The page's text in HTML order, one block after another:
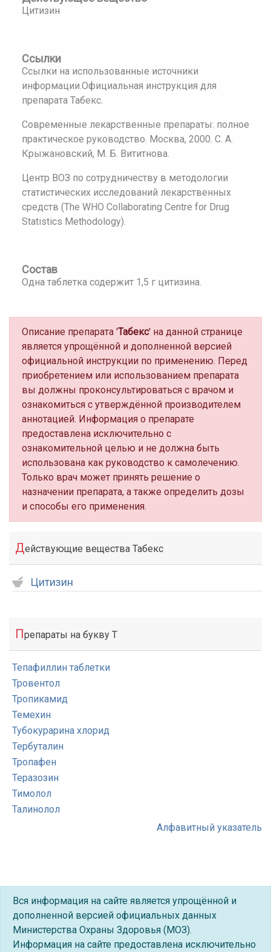
Цитизин
Ссылки
Ссылки на использованные источники
информации.Официальная инструкция для
препарата Табекс.
Современные лекарственные препараты: полное
практическое руководство. Москва, 2000. С. А.
Крыжановский, М. Б. Вититнова.
Центр ВОЗ по сотрудничеству в методологии
статистических исследований лекарственных
средств (The WHO Collaborating Centre for Drug
Statistics Methodology).
Состав
Одна таблетка содержит 1,5 г цитизина.
Описание препарата 'Табекс' на данной странице
является упрощённой и дополненной версией
официальной инструкции по применению. Перед
приобретением или использованием препарата
вы должны проконсультироваться с врачом и
ознакомиться с утверждённой производителем
аннотацией. Информация о препарате
предоставлена исключительно с
ознакомительной целью и не должна быть
использована как руководство к самолечению.
Только врач может принять решение о
назначении препарата, а также определить дозы
и способы его применения.
Действующие вещества Табекс
Цитизин
Препараты на букву Т
Тепафиллин таблетки
Тровентол
Тропикамид
Темехин
Тубокурарина хлорид
Тербуталин
Тропафен
Теразозин
Тимолол
Талинолол
Алфавитный указатель
Вся информация на сайте является упрощённой и
дополненной версией официальных данных
Министерства Охраны Здоровья (МОЗ).
Информация на сайте предоставлена исключительно